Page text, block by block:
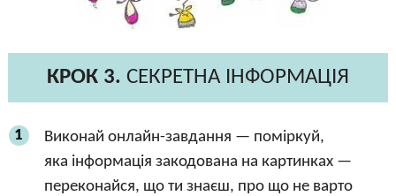
КРОК 3. СЕКРЕТНА ІНФОРМАЦІЯ
1
Виконай онлайн-завдання — поміркуй,
яка інформація закодована на картинках —
переконайся, що ти знаєш, про що не варто